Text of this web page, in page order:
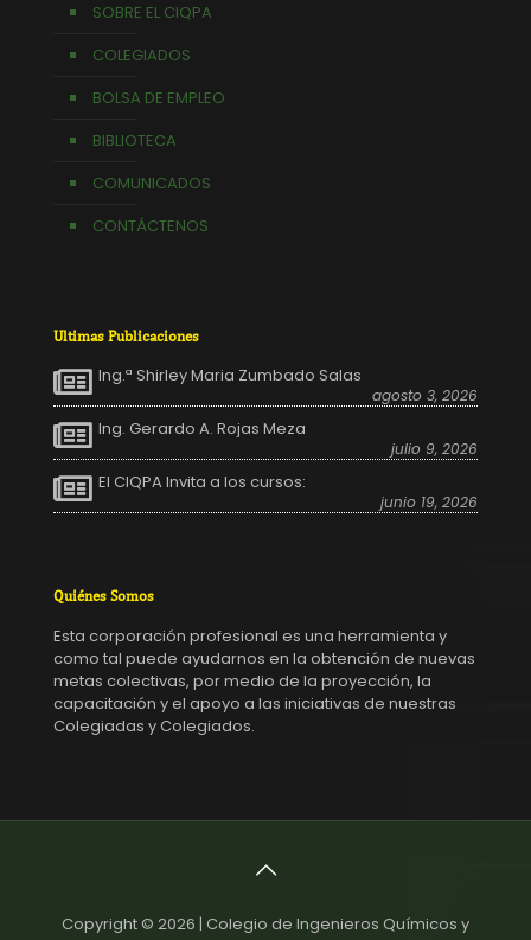
SOBRE EL CIQPA
COLEGIADOS
BOLSA DE EMPLEO
BIBLIOTECA
COMUNICADOS
CONTÁCTENOS
Ultimas Publicaciones
Ing.ª Shirley Maria Zumbado Salas
agosto 3, 2026
Ing. Gerardo A. Rojas Meza
julio 9, 2026
El CIQPA Invita a los cursos:
junio 19, 2026
Quiénes Somos
Esta corporación profesional es una herramienta y
como tal puede ayudarnos en la obtención de nuevas
metas colectivas, por medio de la proyección, la
capacitación y el apoyo a las iniciativas de nuestras
Colegiadas y Colegiados.
Copyright © 2026 | Colegio de Ingenieros Químicos y